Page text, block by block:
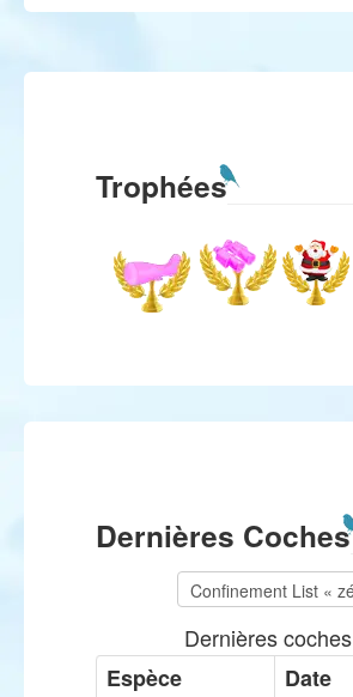
Trophées
Dernières Coches
Dernières coches
Espèce
Date